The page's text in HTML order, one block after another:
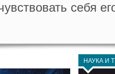
себя
НАУКА И